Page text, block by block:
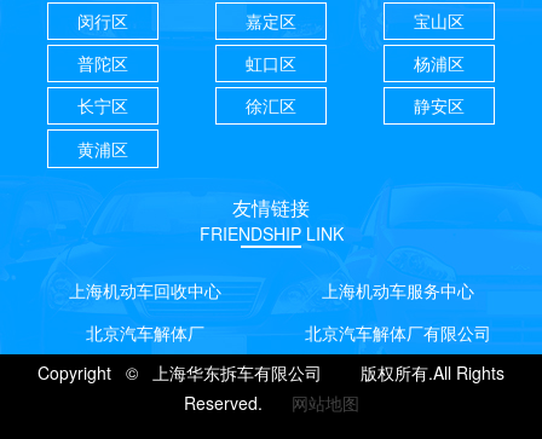
闵行区
嘉定区
宝山区
普陀区
虹口区
杨浦区
长宁区
徐汇区
静安区
黄浦区
友情链接
FRIENDSHIP LINK
上海机动车回收中心
上海机动车服务中心
北京汽车解体厂
北京汽车解体厂有限公司
Copyright © 上海华东拆车有限公司 版权所有.All Rights
Reserved. 网站地图